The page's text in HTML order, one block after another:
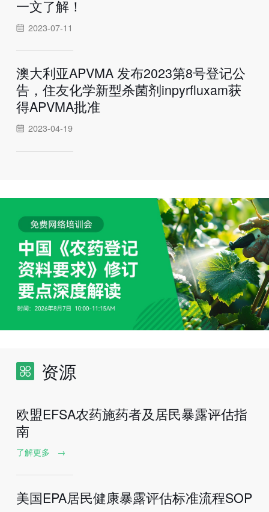
一文了解！
2023-07-11
澳大利亚APVMA 发布2023第8号登记公
告，住友化学新型杀菌剂inpyrfluxam获
得APVMA批准
2023-04-19
资源
欧盟EFSA农药施药者及居民暴露评估指
南
了解更多 →
美国EPA居民健康暴露评估标准流程SOP